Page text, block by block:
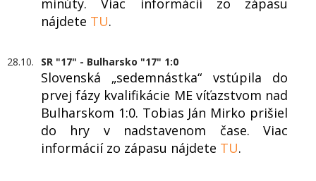
minúty. Viac informácií zo zápasu
nájdete TU.
28.10. SR "17" - Bulharsko "17" 1:0
Slovenská „sedemnástka“ vstúpila do
prvej fázy kvalifikácie ME víťazstvom nad
Bulharskom 1:0. Tobias Ján Mirko prišiel
do hry v nadstavenom čase. Viac
informácií zo zápasu nájdete TU.